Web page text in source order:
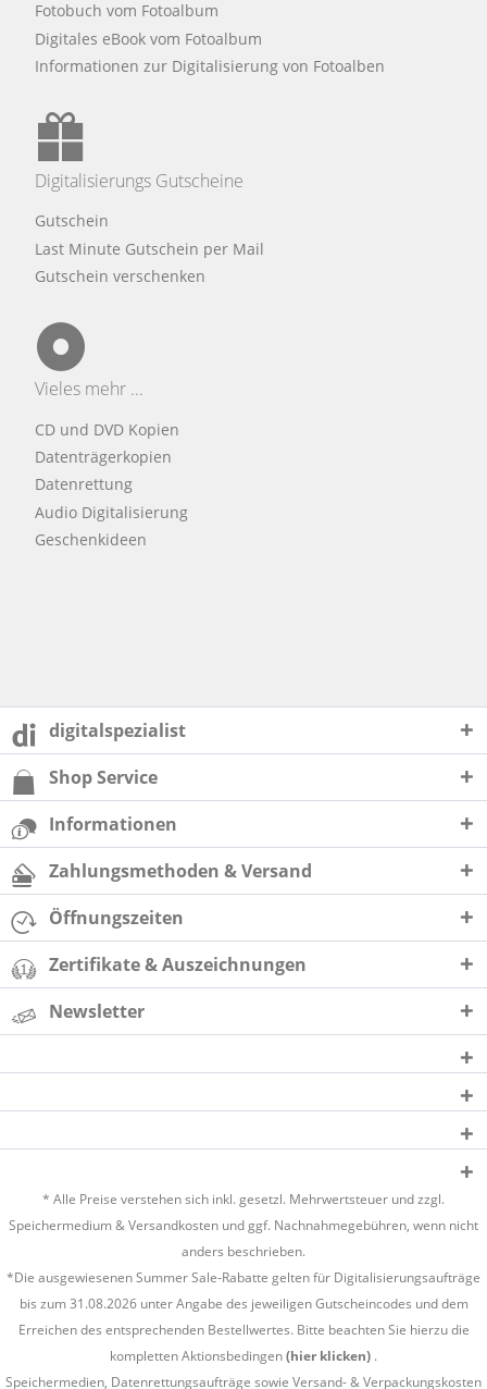
Fotobuch vom Fotoalbum
Digitales eBook vom Fotoalbum
Informationen zur Digitalisierung von Fotoalben
Digitalisierungs Gutscheine
Gutschein
Last Minute Gutschein per Mail
Gutschein verschenken
Vieles mehr ...
CD und DVD Kopien
Datenträgerkopien
Datenrettung
Audio Digitalisierung
Geschenkideen
digitalspezialist
Shop Service
Informationen
Zahlungsmethoden & Versand
Öffnungszeiten
Zertifikate & Auszeichnungen
Newsletter
* Alle Preise verstehen sich inkl. gesetzl. Mehrwertsteuer und zzgl.
Speichermedium &Versandkosten und ggf. Nachnahmegebühren, wenn nicht
anders beschrieben.
*Die ausgewiesenen Summer Sale-Rabatte gelten für Digitalisierungsaufträge
bis zum 31.08.2026 unter Angabe des jeweiligen Gutscheincodes und dem
Erreichen des entsprechenden Bestellwertes. Bitte beachten Sie hierzu die
kompletten Aktionsbedingen(hier klicken) .
Speichermedien, Datenrettungsaufträge sowie Versand- & Verpackungskosten